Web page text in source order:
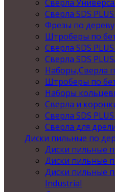
Сверла
Сверла SDS
Фрезы по дереву
Штроберы по
Сверла SDS
Сверла SDS
Наборы,Сверла
Штроберы по
Наборы
Сверла и
Сверла SDS PLUS
Сверла для
Диски пильные по
Диски пильные
Диски пильные
Диски пильные
Industrial